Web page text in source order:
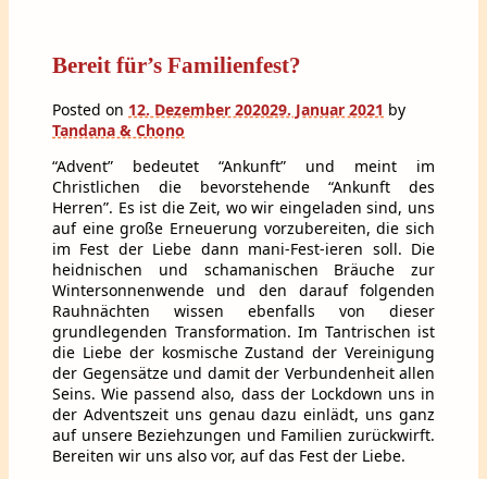
Bereit für’s Familienfest?
Posted on 12. Dezember 202029. Januar 2021 by
Tandana & Chono
“Advent” bedeutet “Ankunft” und meint im
Christlichen die bevorstehende “Ankunft des
Herren”. Es ist die Zeit, wo wir eingeladen sind, uns
auf eine große Erneuerung vorzubereiten, die sich
im Fest der Liebe dann mani-Fest-ieren soll. Die
heidnischen und schamanischen Bräuche zur
Wintersonnenwende und den darauf folgenden
Rauhnächten wissen ebenfalls von dieser
grundlegenden Transformation. Im Tantrischen ist
die Liebe der kosmische Zustand der Vereinigung
der Gegensätze und damit der Verbundenheit allen
Seins. Wie passend also, dass der Lockdown uns in
der Adventszeit uns genau dazu einlädt, uns ganz
auf unsere Beziehzungen und Familien zurückwirft.
Bereiten wir uns also vor, auf das Fest der Liebe.